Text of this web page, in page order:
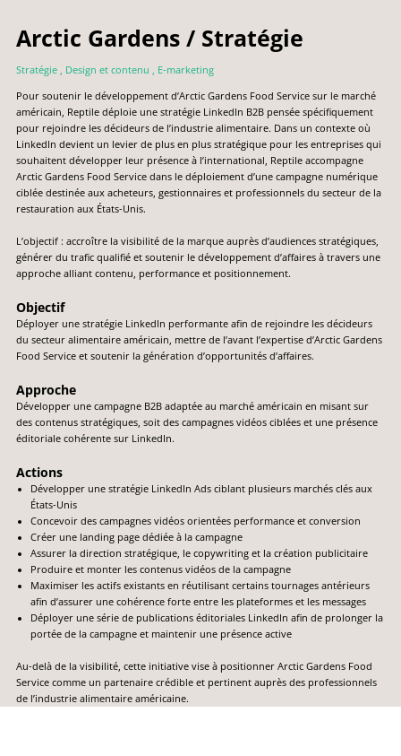
Arctic Gardens / Stratégie
Stratégie, Design et contenu , E-marketing
Pour soutenir le développement d’Arctic Gardens Food Service sur le marché
américain, Reptile déploie une stratégie LinkedIn B2B pensée spécifiquement
pour rejoindre les décideurs de l’industrie alimentaire. Dans un contexte où
LinkedIn devient un levier de plus en plus stratégique pour les entreprises qui
souhaitent développer leur présence à l’international, Reptile accompagne
Arctic Gardens Food Service dans le déploiement d’une campagne numérique
ciblée destinée aux acheteurs, gestionnaires et professionnels du secteur de la
restauration aux États-Unis.
L’objectif : accroître la visibilité de la marque auprès d’audiences stratégiques,
générer du trafic qualifié et soutenir le développement d’affaires à travers une
approche alliant contenu, performance et positionnement.
Objectif
Déployer une stratégie LinkedIn performante afin de rejoindre les décideurs
du secteur alimentaire américain, mettre de l’avant l’expertise d’Arctic Gardens
Food Service et soutenir la génération d’opportunités d’affaires.
Approche
Développer une campagne B2B adaptée au marché américain en misant sur
des contenus stratégiques, soit des campagnes vidéos ciblées et une présence
éditoriale cohérente sur LinkedIn.
Actions
Développer une stratégie LinkedIn Ads ciblant plusieurs marchés clés aux
États-Unis
Concevoir des campagnes vidéos orientées performance et conversion
Créer une landing page dédiée à la campagne
Assurer la direction stratégique, le copywriting et la création publicitaire
Produire et monter les contenus vidéos de la campagne
Maximiser les actifs existants en réutilisant certains tournages antérieurs
afin d’assurer une cohérence forte entre les plateformes et les messages
Déployer une série de publications éditoriales LinkedIn afin de prolonger la
portée de la campagne et maintenir une présence active
Au-delà de la visibilité, cette initiative vise à positionner Arctic Gardens Food
Service comme un partenaire crédible et pertinent auprès des professionnels
de l’industrie alimentaire américaine.